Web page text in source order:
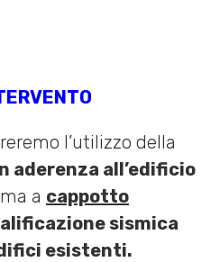
l’utilizzo della
aderenza all’edificio
a cappotto
sismica
esistenti.